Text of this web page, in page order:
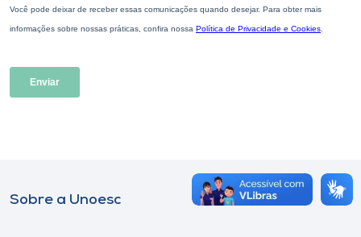
Editora
Rádio
Store
Sobre a Unoesc